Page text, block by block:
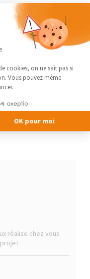
ça marche
réalise chez vous
cookies, on ne sait pas si
Vous pouvez même
OK pour moi